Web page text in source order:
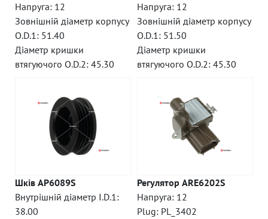
Напруга: 12
Зовнішній діаметр корпусу
O.D.1: 51.40
Діаметр кришки
втягуючого O.D.2: 45.30
Напруга: 12
Зовнішній діаметр корпусу
O.D.1: 51.50
Діаметр кришки
втягуючого O.D.2: 45.30
Шків AP6089S
Внутрішній діаметр I.D.1:
38.00
Регулятор ARE6202S
Напруга: 12
Plug: PL_3402